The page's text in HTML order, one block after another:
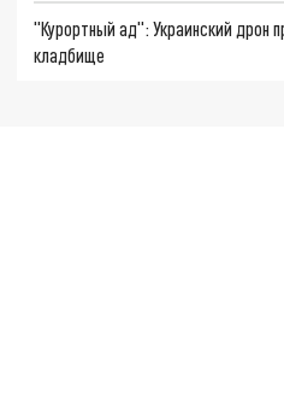
"Курортный ад": Украинский дрон
кладбище